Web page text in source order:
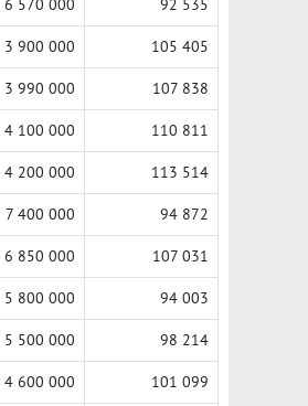
6 570 000 92 535
3 900 000 105 405
3 990 000 107 838
4 100 000 110 811
4 200 000 113 514
7 400 000 94 872
6 850 000 107 031
5 800 000 94 003
5 500 000 98 214
4 600 000 101 099